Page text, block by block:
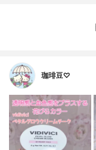
珈琲豆♡